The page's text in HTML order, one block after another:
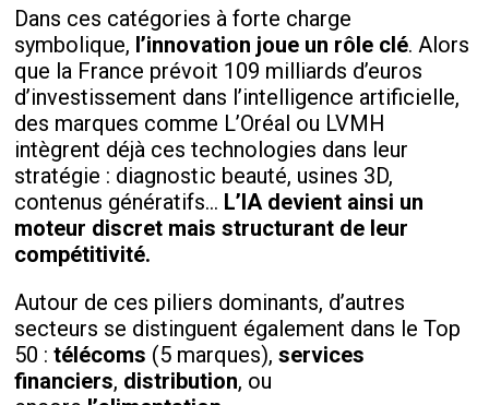
Dans ces catégories à forte charge
symbolique, l’innovation joue un rôle clé. Alors
que la France prévoit 109 milliards d’euros
d’investissement dans l’intelligence artificielle,
des marques comme L’Oréal ou LVMH
intègrent déjà ces technologies dans leur
stratégie : diagnostic beauté, usines 3D,
contenus génératifs... L’IA devient ainsi un
moteur discret mais structurant de leur
compétitivité.
Autour de ces piliers dominants, d’autres
secteurs se distinguent également dans le Top
50 :télécoms (5 marques),services
financiers, distribution, ou